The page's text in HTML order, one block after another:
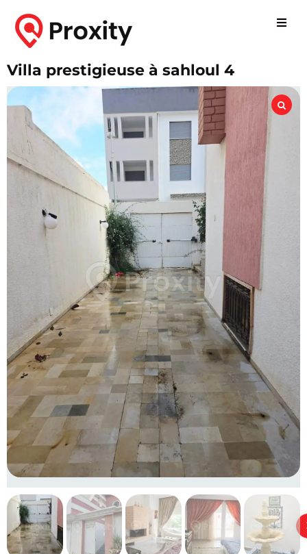
Villa prestigieuse à sahloul 4